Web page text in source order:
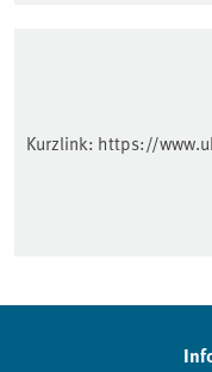
Kurzlink: https://